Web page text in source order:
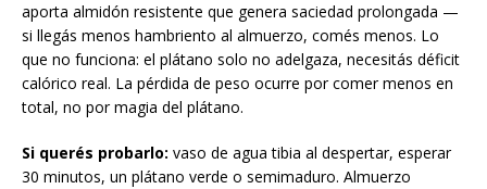
aporta almidón resistente que genera saciedad prolongada —
si llegás menos hambriento al almuerzo, comés menos. Lo
que no funciona: el plátano solo no adelgaza, necesitás déficit
calórico real. La pérdida de peso ocurre por comer menos en
total, no por magia del plátano.
Si querés probarlo: vaso de agua tibia al despertar, esperar
30 minutos, un plátano verde o semimaduro. Almuerzo